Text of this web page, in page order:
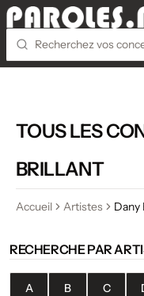
TOUS LES
BRILLANT
Accueil Artistes Dany
RECHERCHE PAR
A B C